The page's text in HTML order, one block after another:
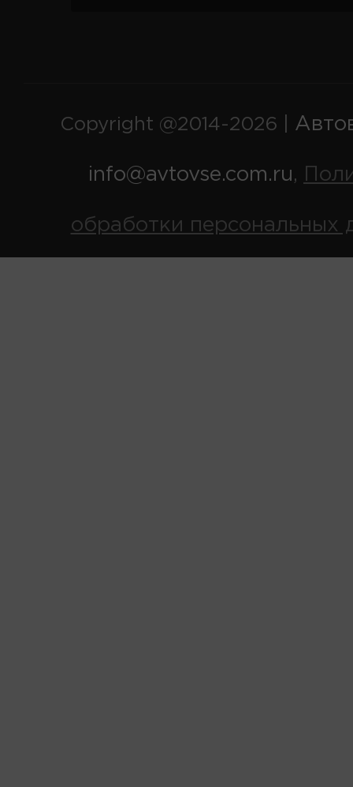
Copyright @2014-2026 |
info@avtovse.com.ru,
обработки персональных